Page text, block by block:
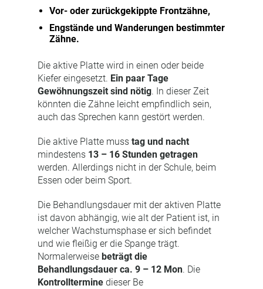
Vor- oder zurückgekippte Frontzähne,
Engstände und Wanderungen bestimmter
Zähne.
Die aktive Platte wird in einen oder beide
Kiefer eingesetzt. Ein paar Tage
Gewöhnungszeit sind nötig. In dieser Zeit
könnten die Zähne leicht empfindlich sein,
auch das Sprechen kann gestört werden.
Die aktive Platte muss tag und nacht
mindestens 13 – 16 Stunden getragen
werden. Allerdings nicht in der Schule, beim
Essen oder beim Sport.
Die Behandlungsdauer mit der aktiven Platte
ist davon abhängig, wie alt der Patient ist, in
welcher Wachstumsphase er sich befindet
und wie fleißig er die Spange trägt.
Normalerweise beträgt die
Behandlungsdauer ca. 9 – 12 Mon. Die
Kontrolltermine dieser Be